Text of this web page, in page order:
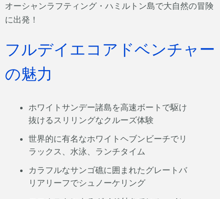
オーシャンラフティング・ハミルトン島で大自然の冒険
に出発！
フルデイエコアドベンチャー
の魅力
ホワイトサンデー諸島を高速ボートで駆け
抜けるスリリングなクルーズ体験
世界的に有名なホワイトヘブンビーチでリ
ラックス、水泳、ランチタイム
カラフルなサンゴ礁に囲まれたグレートバ
リアリーフでシュノーケリング